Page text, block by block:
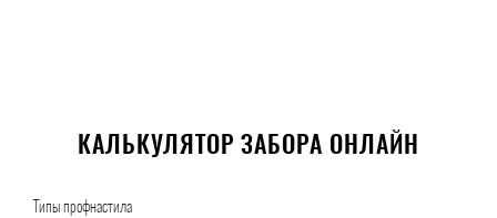
КАЛЬКУЛЯТОР ЗАБОРА ОНЛАЙН
Типы профнастила